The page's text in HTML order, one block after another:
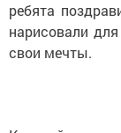
ребята
нарисовали
свои мечты.